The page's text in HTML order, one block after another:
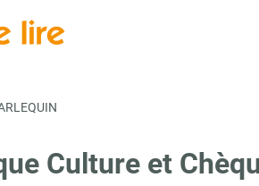
Culture et